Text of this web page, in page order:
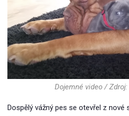
Dojemné video / Zdroj:
Dospělý vážný pes se otevřel z nové